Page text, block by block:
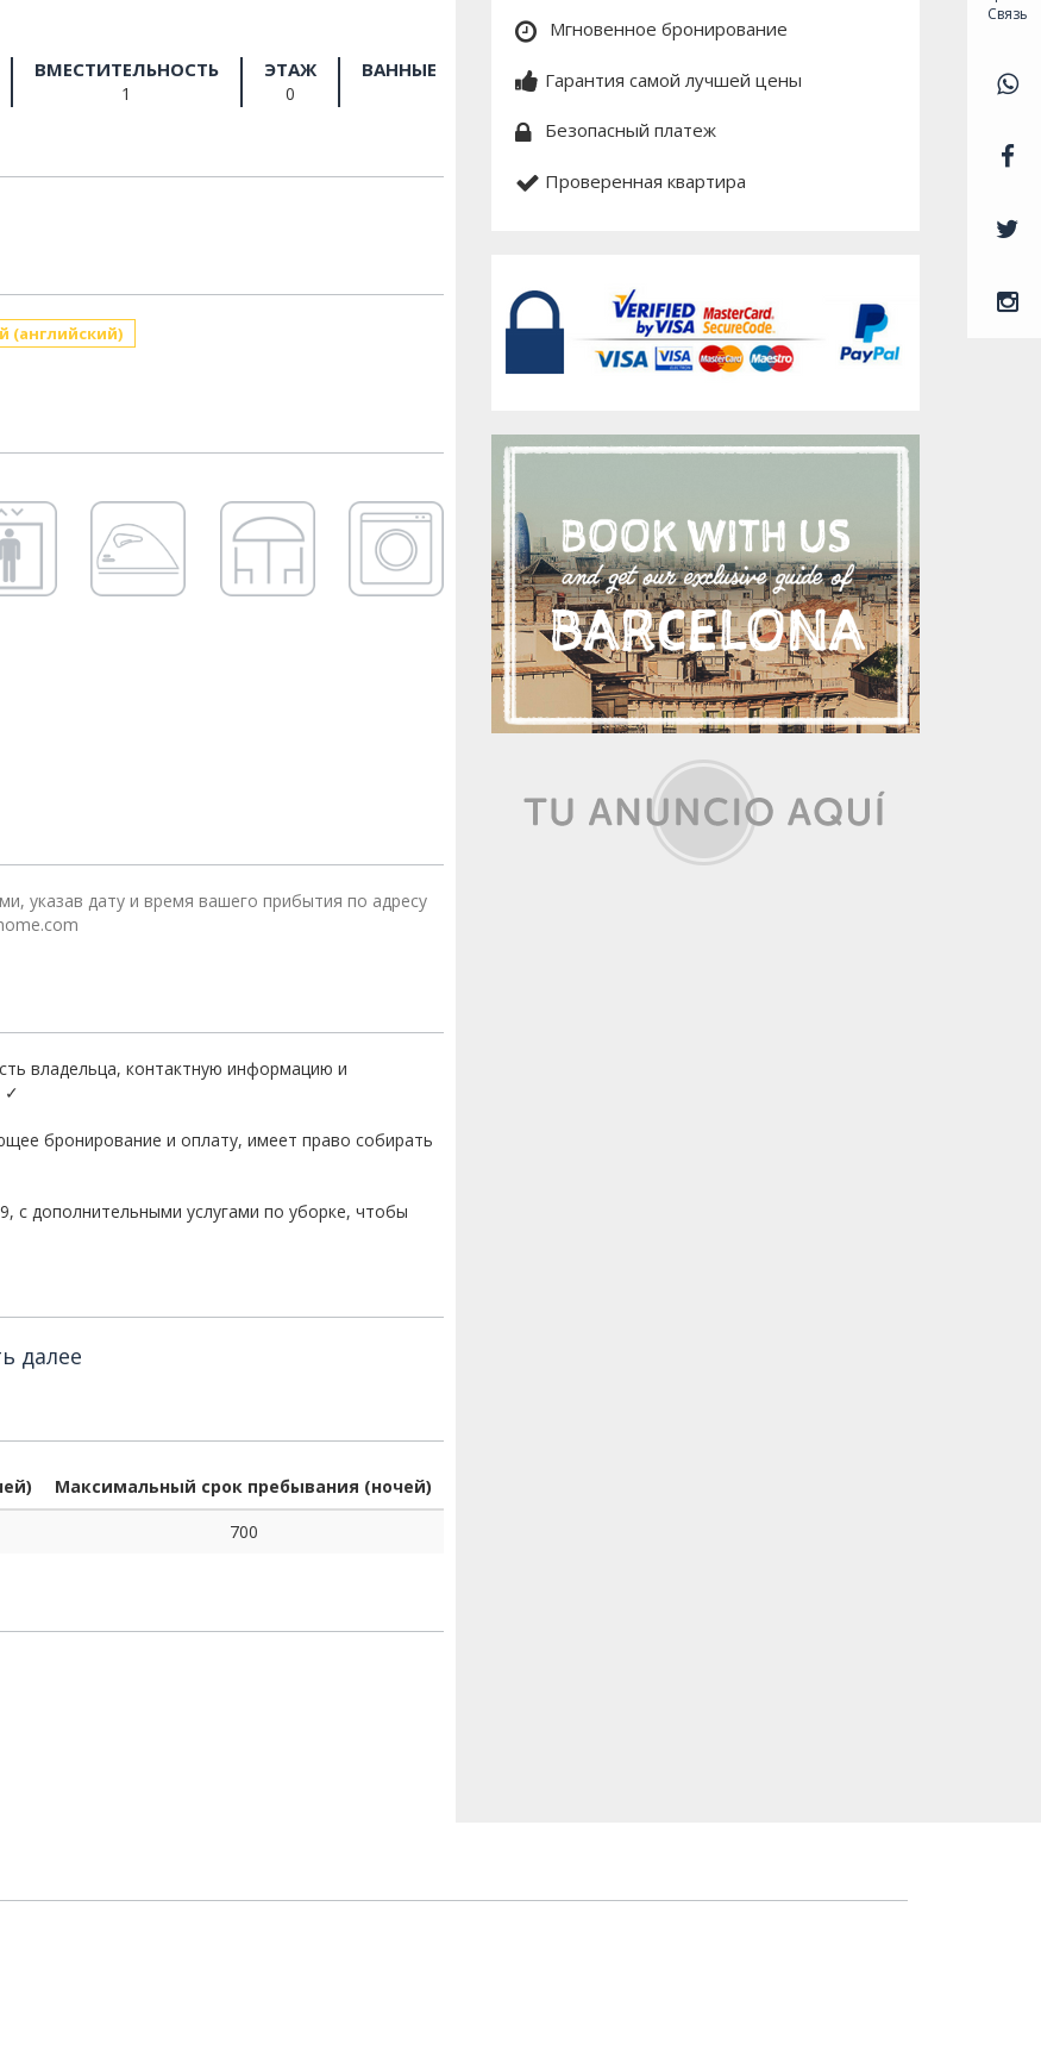
Мгновенное бронирование
Гарантия самой лучшей цены
Безопасный платеж
Проверенная квартира
ВМЕСТИТЕЛЬНОСТЬ
1
ЭТАЖ
0
ВАННЫЕ
(английский)
указав дату и время вашего прибытия по адресу
владельца, контактную информацию и
✓
бронирование и оплату, имеет право собирать
с дополнительными услугами по уборке, чтобы
далее
Максимальный срок пребывания (ночей)
700
Связь